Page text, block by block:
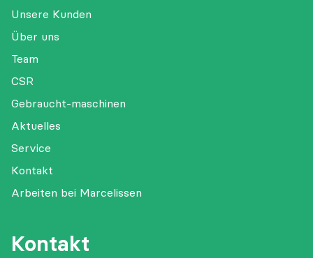
Unsere Kunden
Über uns
Team
CSR
Gebraucht-maschinen
Aktuelles
Service
Kontakt
Arbeiten bei Marcelissen
Kontakt